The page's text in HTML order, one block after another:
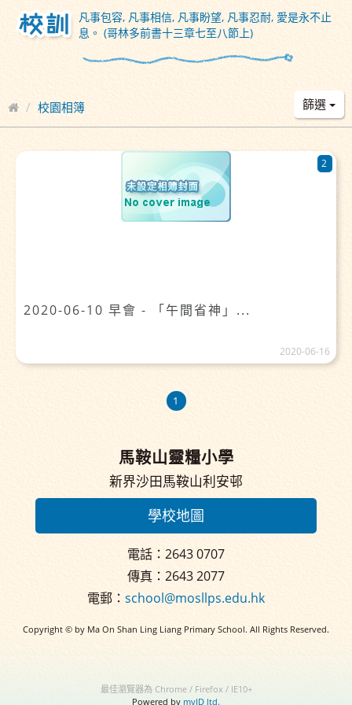
凡事包容, 凡事相信, 凡事盼望, 凡事忍耐, 愛是永不止
息。 (哥林多前書十三章七至八節上)
校園相簿 篩選
2020-06-10 早會 - 「午間省神」...
2
2020-06-16
1
馬鞍山靈糧小學
新界沙田馬鞍山利安邨
學校地圖
電話：2643 0707
傳真：2643 2077
電郵： school@mosllps.edu.hk
Copyright © by Ma On Shan Ling Liang Primary School. All Rights Reserved.
最佳瀏覽器為 Chrome / Firefox / IE10+
Powered by myID ltd.